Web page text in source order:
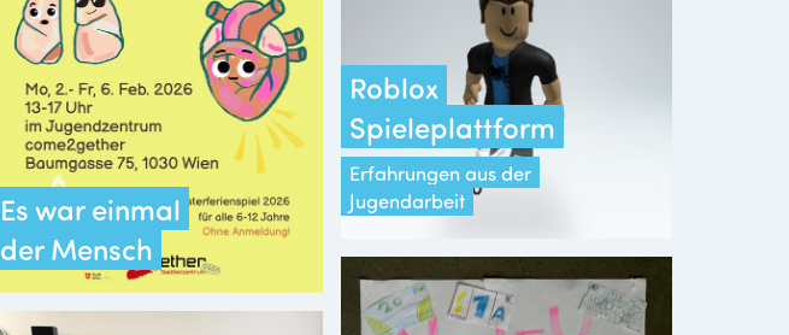
Es war einmal
der Mensch
Roblox
Spieleplattform
Erfahrungen aus der
Jugendarbeit